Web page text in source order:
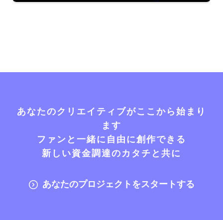
あなたのクリエイティブがここから始まり
ます
ファンと一緒に自由に創作できる
新しい資金調達のカタチと共に
あなたのプロジェクトをスタートする